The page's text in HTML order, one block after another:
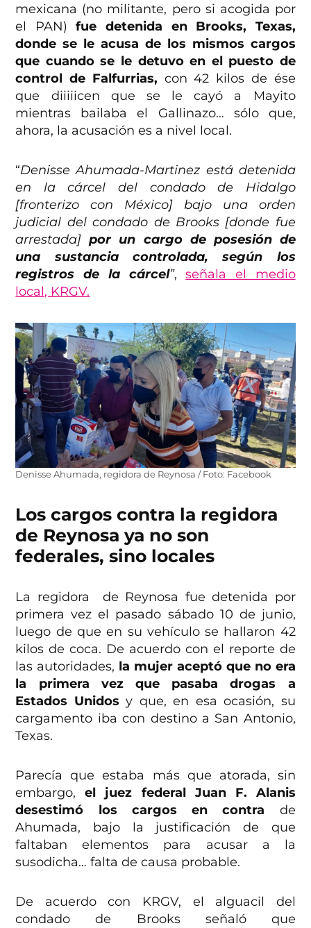
mexicana (no militante, pero si acogida por
el PAN)fue detenida en Brooks, Texas,
donde se le acusa de los mismos cargos
que cuando se le detuvo en el puesto de
control de Falfurrias, con 42 kilos de ése
que diiiiicen que se le cayó a Mayito
mientras bailaba el Gallinazo… sólo que,
ahora, la acusación es a nivel local.
“Denisse Ahumada-Martinez está detenida
en la cárcel del condado de Hidalgo
[fronterizo con México] bajo una orden
judicial del condado de Brooks [donde fue
arrestada]por un cargo de posesión de
una sustancia controlada, según los
registros de la cárcel”,señala el medio
local, KRGV.
Denisse Ahumada, regidora de Reynosa / Foto: Facebook
Los cargos contra la regidora
de Reynosa ya no son
federales, sino locales
La regidora de Reynosa fue detenida por
primera vez el pasado sábado 10 de junio,
luego de que en su vehículo se hallaron 42
kilos de coca. De acuerdo con el reporte de
las autoridades, la mujer aceptó que no era
la primera vez que pasaba drogas a
Estados Unidos y que, en esa ocasión, su
cargamento iba con destino a San Antonio,
Texas.
Parecía que estaba más que atorada, sin
embargo,el juez federal Juan F. Alanis
desestimó los cargos en contra de
Ahumada, bajo la justificación de que
faltaban elementos para acusar a la
susodicha… falta de causa probable.
De acuerdo con KRGV, el alguacil del
condado de Brooks señaló que